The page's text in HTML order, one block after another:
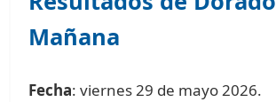
Mañana
Fecha: viernes 29 de mayo 2026.